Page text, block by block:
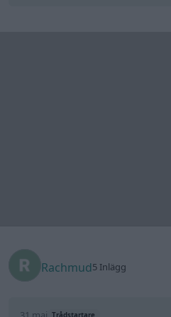
Rachmud5 Inlägg
Trådstartare